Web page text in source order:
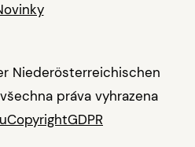
Niederösterreichischen
práva vyhrazena
CopyrightGDPR